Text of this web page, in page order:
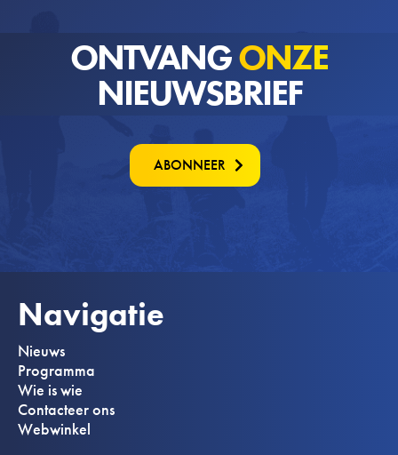
ONTVANGONZE
NIEUWSBRIEF
ABONNEER
Navigatie
Nieuws
Programma
Wie is wie
Contacteer ons
Webwinkel